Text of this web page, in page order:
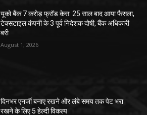
यूको बैंक 7 करोड़ फ्रॉड केस: 25 साल बाद आया फैसला,
टेक्सटाइल कंपनी के 3 पूर्व निदेशक दोषी, बैंक अधिकारी
बरी
August 1, 2026
दिनभर एनर्जी बनाए रखने और लंबे समय तक पेट भरा
रखने के लिए 5 हेल्दी विकल्प